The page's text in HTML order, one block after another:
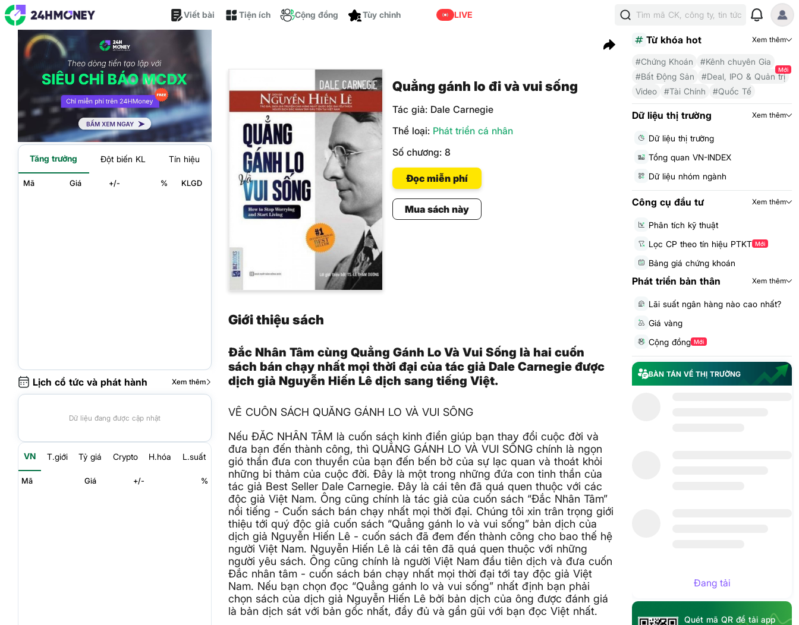
Viết bài Tiện ích
Cộng đồng
LIVE Tìm mã CK, công ty, tin tức
Tăng trưởng Đột biến KL Tín hiệu
Mã Giá +/- % KLGD
Lịch cổ tức và phát hành Xem thêm
Dữ liệu đang được cập nhật
VN T.giới Tỷ giá Crypto H.hóa L.suất
Mã Giá +/- %
Quẳng gánh lo đi và vui sống
Tác giả: Dale Carnegie
Thể loại: Phát triển cá nhân
Số chương:8
Đọc miễn phí
Mua sách này
Giới thiệu sách
Đắc Nhân Tâm cùng Quẳng Gánh Lo Và Vui Sống là hai cuốn
sách bán chạy nhất mọi thời đại của tác giả Dale Carnegie được
dịch giả Nguyễn Hiến Lê dịch sang tiếng Việt.
VỀ CUỐN SÁCH QUẲNG GÁNH LO VÀ VUI SỐNG
Nếu ĐẮC NHÂN TÂM là cuốn sách kinh điển giúp bạn thay đổi cuộc đời và
đưa bạn đến thành công, thì QUẲNG GÁNH LO VÀ VUI SỐNG chính là ngọn
gió thần đưa con thuyền của bạn đến bến bờ của sự lạc quan và thoát khỏi
những bi thảm của cuộc đời. Đây là một trong những đứa con tinh thần của
tác giả Best Seller Dale Carnegie. Đây là cái tên đã quá quen thuộc với các
độc giả Việt Nam. Ông cũng chính là tác giả của cuốn sách “Đắc Nhân Tâm”
nổi tiếng - Cuốn sách bán chạy nhất mọi thời đại. Chúng tôi xin trân trọng giới
thiệu tới quý độc giả cuốn sách “Quẳng gánh lo và vui sống” bản dịch của
dịch giả Nguyễn Hiến Lê - cuốn sách đã đem đến thành công cho bao thế hệ
người Việt Nam. Nguyễn Hiến Lê là cái tên đã quá quen thuộc với những
người yêu sách. Ông cũng chính là người Việt Nam đầu tiên dịch và đưa cuốn
Đắc nhân tâm - cuốn sách bán chạy nhất mọi thời đại tới tay độc giả Việt
Nam. Nếu bạn chọn đọc “Quẳng gánh lo và vui sống” nhất định bạn phải
chọn sách của dịch giả Nguyễn Hiến Lê bởi bản dịch của ông được đánh giá
là bản dịch sát với bản gốc nhất, đầy đủ và gần gũi với bạn đọc Việt nhất.
Từ khóa hot Xem thêm
#Chứng Khoán
#Kênh chuyên Gia
#Bất Động Sản
#Deal, IPO & Quản trị
Mới
Video #Tài Chính #Quốc Tế
Dữ liệu thị trường Xem thêm
Dữ liệu thị trường
Tổng quan VN-INDEX
Dữ liệu nhóm ngành
Công cụ đầu tư Xem thêm
Phân tích kỹ thuật
Lọc CP theo tín hiệu PTKT Mới
Bảng giá chứng khoán
Phát triển bản thân Xem thêm
Lãi suất ngân hàng nào cao nhất?
Giá vàng
Cộng đồng Mới
BÀN TÁN VỀ THỊ TRƯỜNG
Đang tải
Quét mã QR để tải app